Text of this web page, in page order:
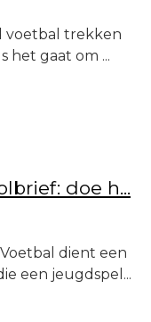
voetbal trekken
het gaat om ...
doe h...
dient een
een jeugdspel...